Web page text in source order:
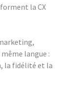
la CX
langue :
la fidélité et la